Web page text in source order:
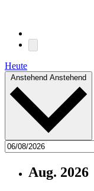
Heute
Anstehend Anstehend
Aug. 2026